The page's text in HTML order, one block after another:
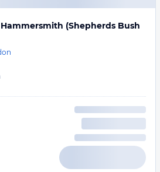
(Shepherds Bush